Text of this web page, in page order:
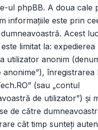
ul phpBB. A doua cale
informaţiile este prin
Acest
limitat la: expedierea
utilizator anonim
anonime”), înregistrarea
(sau „contul
de utilizator”) şi
de către
cât timp sunteţi